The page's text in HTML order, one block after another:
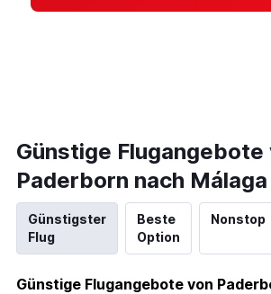
Günstige Flugangebote
Paderborn nach Málaga
Günstigster
Flug
Beste
Option
Nonstop
Günstige Flugangebote von